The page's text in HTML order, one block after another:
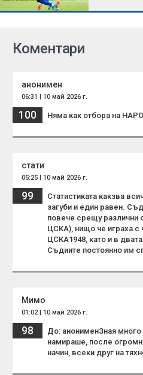
Коментари
анонимен
06:31 | 10 май 2026 г.
100 Няма как отбора на
стати
05:25 | 10 май 2026 г.
99
Статистиката какзва
загуби и един равен.
повече срещу различни
ЦСКА), нищо че играха с
ЦСКА1948, като и в
Съдиите постоянно им
Мимо
01:02 | 10 май 2026 г.
98
До: анонименЗная
намираше, после
начин, всеки друг на